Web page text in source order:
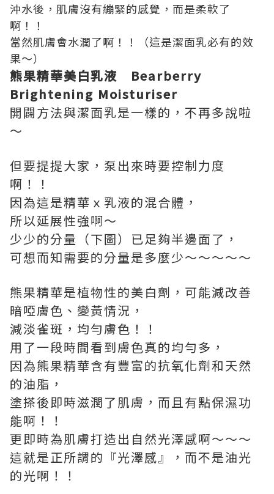
沖水後，肌膚沒有繃緊的感覺，而是柔軟了
啊！！
當然肌膚會水潤了啊！！（這是潔面乳必有的效
果～）
熊果精華美白乳液 Bearberry
Brightening Moisturiser
開闢方法與潔面乳是一樣的，不再多說啦
～
但要提提大家，泵出來時要控制力度
啊！！
因為這是精華ｘ乳液的混合體，
所以延展性強啊～
少少的分量（下圖）已足夠半邊面了，
可想而知需要的分量是多麼少～～～～～
熊果精華是植物性的美白劑，可能減改善
暗啞膚色、變黃情況，
減淡雀斑，均勻膚色！！
用了一段時間看到膚色真的均勻多，
因為熊果精華含有豐富的抗氧化劑和天然
的油脂，
塗搽後即時滋潤了肌膚，而且有點保濕功
能啊！！
更即時為肌膚打造出自然光澤感啊～～～
這就是正所謂的『光澤感』，而不是油光
的光啊！！